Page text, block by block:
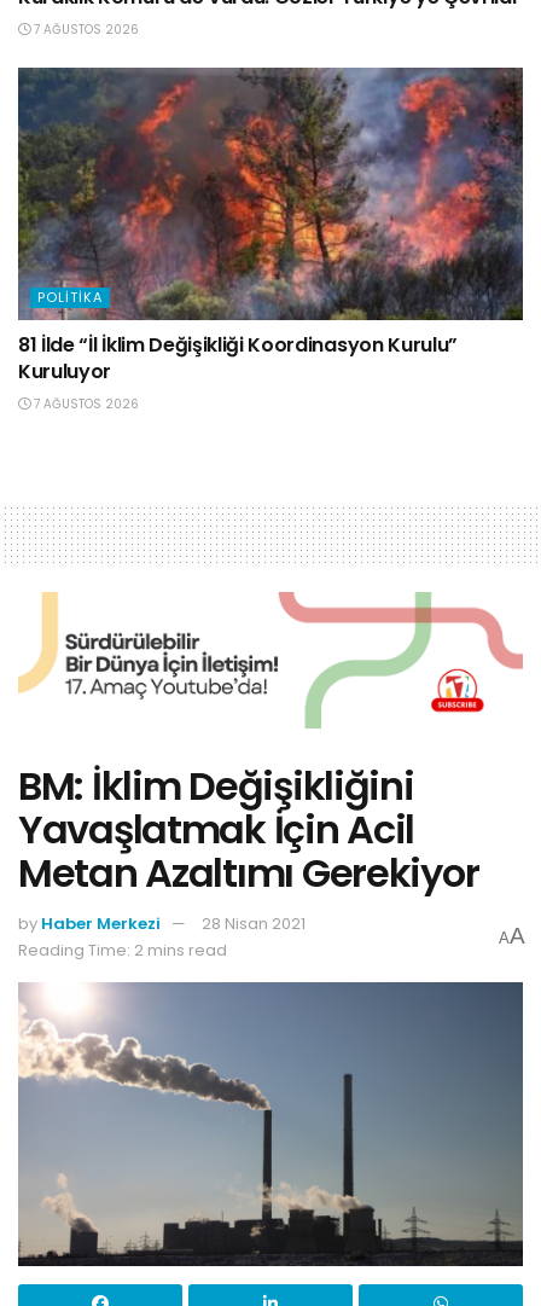
7 AĞUSTOS 2026
POLITIKA
81 İlde “İl İklim Değişikliği Koordinasyon Kurulu”
Kuruluyor
7 AĞUSTOS 2026
BM: İklim Değişikliğini
Yavaşlatmak İçin Acil
Metan Azaltımı Gerekiyor
by Haber Merkezi
28 Nisan 2021
Reading Time: 2 mins read
AA